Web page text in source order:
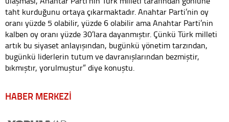
taht kurduğunu ortaya çıkarmaktadır. Anahtar Parti’nin oy
oranı yüzde 5 olabilir, yüzde 6 olabilir ama Anahtar Parti’nin
kalben oy oranı yüzde 30’lara dayanmıştır. Çünkü Türk milleti
artık bu siyaset anlayışından, bugünkü yönetim tarzından,
bugünkü liderlerin tutum ve davranışlarından bezmiştir,
bıkmıştır, yorulmuştur” diye konuştu.
HABER MERKEZİ